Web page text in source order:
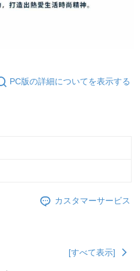
PC版の詳細についてを表示する
カスタマーサービス
[すべて表示]